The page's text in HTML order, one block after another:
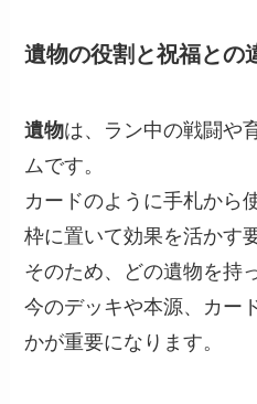
遺物の役割と祝福との
遺物は、ラン中の戦闘や
ムです。
カードのように手札から
枠に置いて効果を活かす
そのため、どの遺物を持
今のデッキや本源、カー
かが重要になります。